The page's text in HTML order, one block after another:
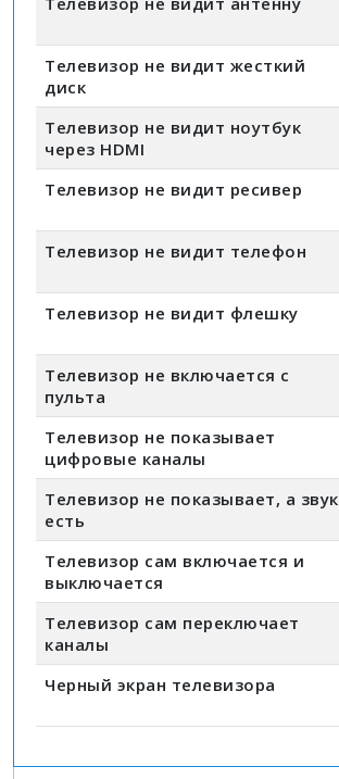
Телевизор не видит жесткий
диск
Телевизор не видит ноутбук
через HDMI
Телевизор не видит ресивер
Телевизор не видит телефон
Телевизор не видит флешку
Телевизор не включается с
пульта
Телевизор не показывает
цифровые каналы
Телевизор не показывает, а звук
есть
Телевизор сам включается и
выключается
Телевизор сам переключает
каналы
Черный экран телевизора